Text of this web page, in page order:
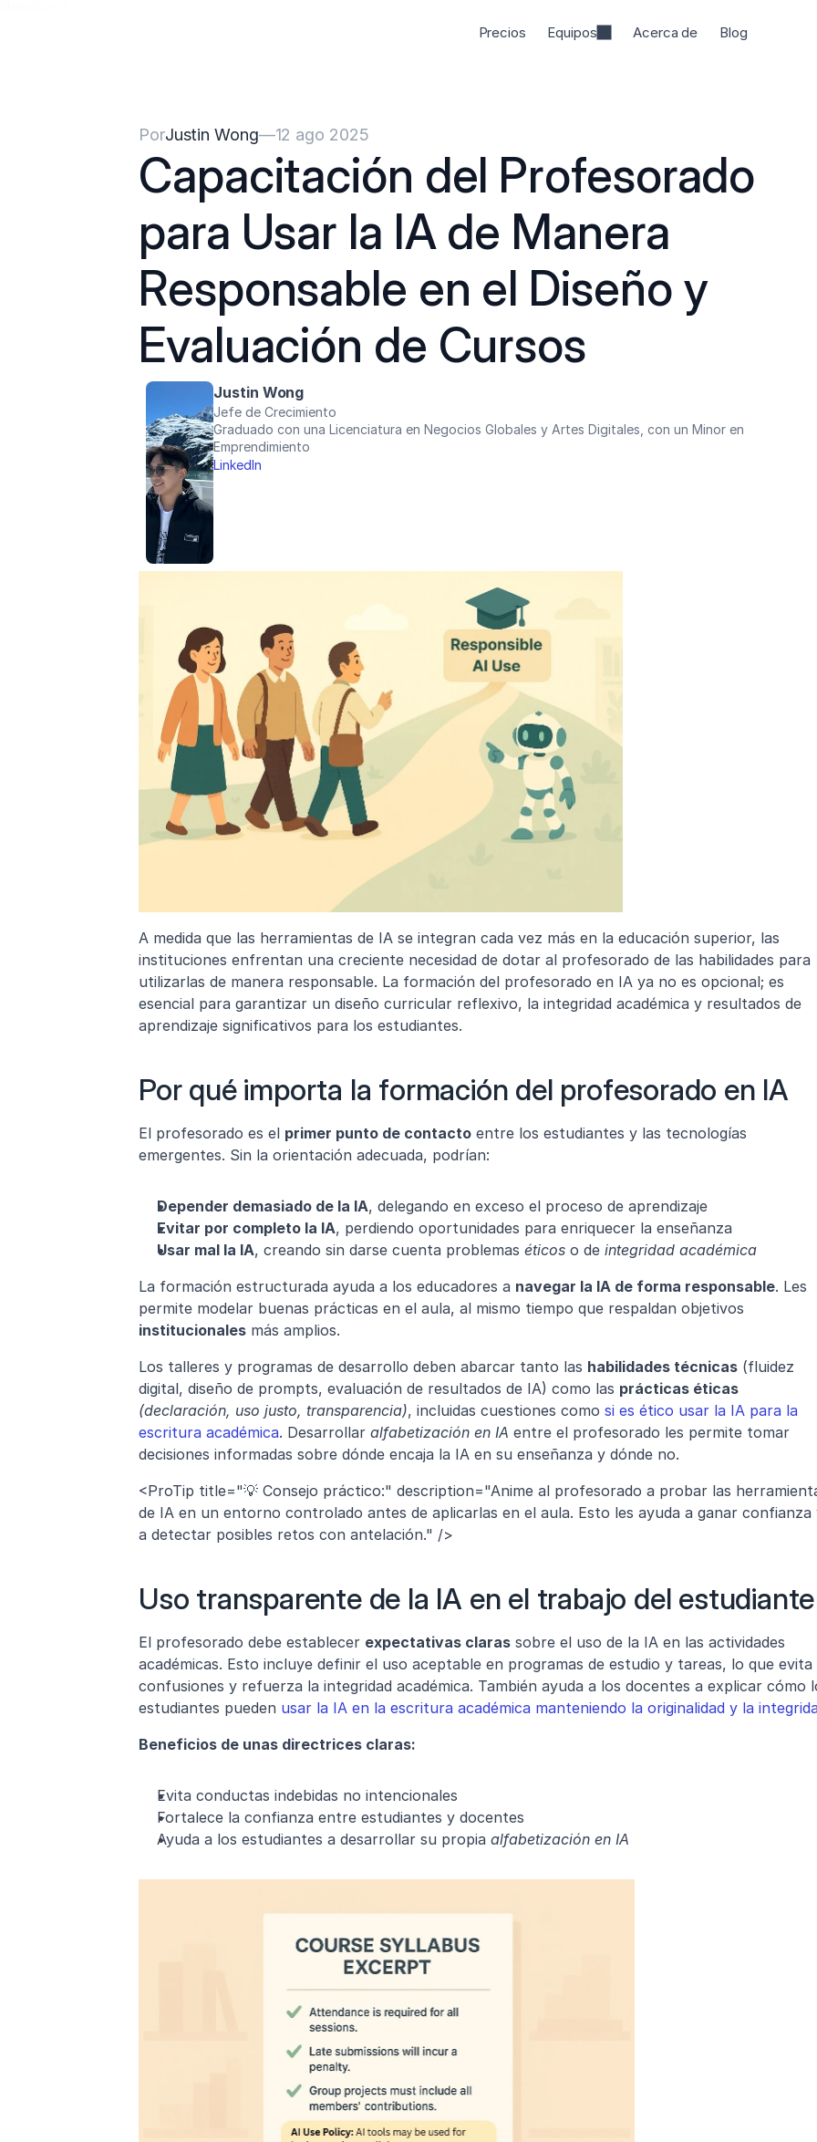
Precios Equipos Acerca de Blog
PorJustin Wong—12 ago 2025
Capacitación del Profesorado
para Usar la IA de Manera
Responsable en el Diseño y
Evaluación de Cursos
Justin Wong
Jefe de Crecimiento
Graduado con una Licenciatura en Negocios Globales y Artes Digitales, con un Minor en
Emprendimiento
LinkedIn
A medida que las herramientas de IA se integran cada vez más en la educación superior, las
instituciones enfrentan una creciente necesidad de dotar al profesorado de las habilidades para
utilizarlas de manera responsable. La formación del profesorado en IA ya no es opcional; es
esencial para garantizar un diseño curricular reflexivo, la integridad académica y resultados de
aprendizaje significativos para los estudiantes.
Por qué importa la formación del profesorado en IA
El profesorado es el primer punto de contacto entre los estudiantes y las tecnologías
emergentes. Sin la orientación adecuada, podrían:
Depender demasiado de la IA, delegando en exceso el proceso de aprendizaje
Evitar por completo la IA, perdiendo oportunidades para enriquecer la enseñanza
Usar mal la IA, creando sin darse cuenta problemas éticos o de integridad académica
La formación estructurada ayuda a los educadores a navegar la IA de forma responsable. Les
institucionales más amplios.
Los talleres y programas de desarrollo deben abarcar tanto las habilidades técnicas (fluidez
digital, diseño de prompts, evaluación de resultados de IA) como las prácticas éticas
(declaración, uso justo, transparencia), incluidas cuestiones como si es ético usar la IA para la
escritura académica. Desarrollar alfabetización en IA entre el profesorado les permite tomar
decisiones informadas sobre dónde encaja la IA en su enseñanza y dónde no.
<ProTip title="💡 Consejo práctico:" description="Anime al profesorado a probar las
de IA en un entorno controlado antes de aplicarlas en el aula. Esto les ayuda a ganar confianza
a detectar posibles retos con antelación." />
Uso transparente de la IA en el trabajo del estudiante
El profesorado debe establecer expectativas claras sobre el uso de la IA en las actividades
académicas. Esto incluye definir el uso aceptable en programas de estudio y tareas, lo que evita
confusiones y refuerza la integridad académica. También ayuda a los docentes a explicar cómo
estudiantes pueden usar la IA en la escritura académica manteniendo la originalidad y la
Beneficios de unas directrices claras:
Evita conductas indebidas no intencionales
Fortalece la confianza entre estudiantes y docentes
Ayuda a los estudiantes a desarrollar su propia alfabetización en IA